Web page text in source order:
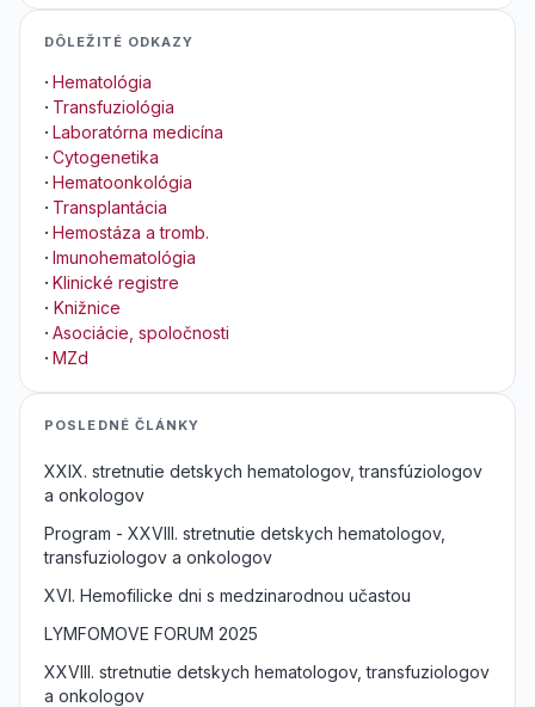
DÔLEŽITÉ ODKAZY
· Hematológia
· Transfuziológia
· Laboratórna medicína
· Cytogenetika
· Hematoonkológia
· Transplantácia
· Hemostáza a tromb.
· Imunohematológia
· Klinické registre
· Knižnice
· Asociácie, spoločnosti
· MZd
POSLEDNÉ ČLÁNKY
XXIX. stretnutie detskych hematologov, transfúziologov
a onkologov
Program - XXVIII. stretnutie detskych hematologov,
transfuziologov a onkologov
XVI. Hemofilicke dni s medzinarodnou učastou
LYMFOMOVE FORUM 2025
XXVIII. stretnutie detskych hematologov, transfuziologov
a onkologov